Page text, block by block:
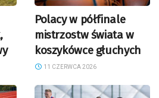
Polacy w półfinale
mistrzostw świata w
koszykówce głuchych
11 CZERWCA 2026